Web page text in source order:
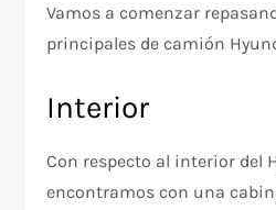
Vamos a comenzar
principales de camión
Interior
Con respecto al interior del
encontramos con una